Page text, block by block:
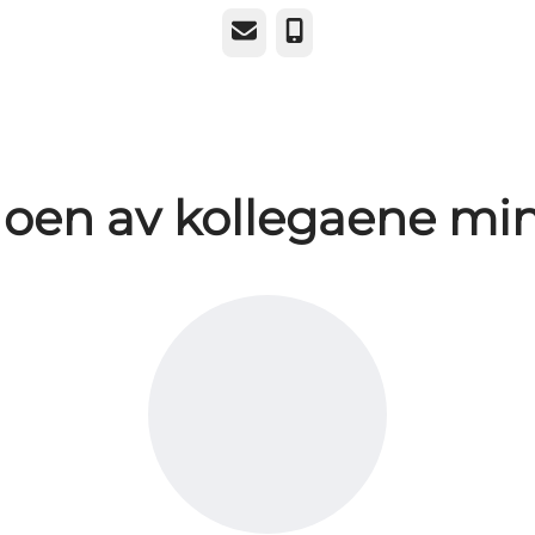
E-postTelefonnummer
av kollegaene